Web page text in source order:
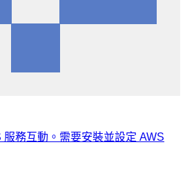
服務互動。需要安裝並設定 AWS